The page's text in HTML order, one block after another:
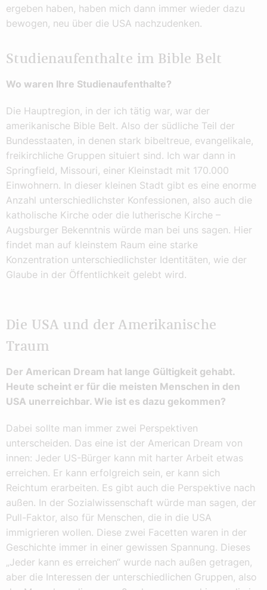
ergeben haben, haben mich dann immer wieder dazu
bewogen, neu über die USA nachzudenken.
Studienaufenthalte im Bible Belt
Wo waren Ihre Studienaufenthalte?
Die Hauptregion, in der ich tätig war, war der
amerikanische Bible Belt. Also der südliche Teil der
Bundesstaaten, in denen stark bibeltreue, evangelikale,
freikirchliche Gruppen situiert sind. Ich war dann in
Springfield, Missouri, einer Kleinstadt mit 170.000
Einwohnern. In dieser kleinen Stadt gibt es eine enorme
Anzahl unterschiedlichster Konfessionen, also auch die
katholische Kirche oder die lutherische Kirche –
Augsburger Bekenntnis würde man bei uns sagen. Hier
findet man auf kleinstem Raum eine starke
Konzentration unterschiedlichster Identitäten, wie der
Glaube in der Öffentlichkeit gelebt wird.
Die USA und der Amerikanische
Traum
Der American Dream hat lange Gültigkeit gehabt.
Heute scheint er für die meisten Menschen in den
USA unerreichbar. Wie ist es dazu gekommen?
Dabei sollte man immer zwei Perspektiven
unterscheiden. Das eine ist der American Dream von
innen: Jeder US-Bürger kann mit harter Arbeit etwas
erreichen. Er kann erfolgreich sein, er kann sich
Reichtum erarbeiten. Es gibt auch die Perspektive nach
außen. In der Sozialwissenschaft würde man sagen, der
Pull-Faktor, also für Menschen, die in die USA
immigrieren wollen. Diese zwei Facetten waren in der
Geschichte immer in einer gewissen Spannung. Dieses
„Jeder kann es erreichen“ wurde nach außen getragen,
aber die Interessen der unterschiedlichen Gruppen, also